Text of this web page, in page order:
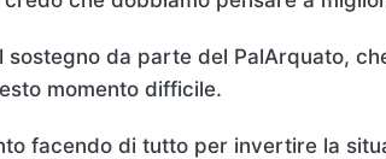
da parte del PalArquato,
momento difficile.
facendo di tutto per invertire la